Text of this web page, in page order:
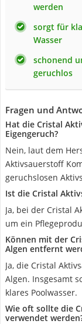
werden
sorgt für
Wasser
schonend
geruchlos
Fragen und
Hat die Cristal
Eigengeruch?
Nein, laut dem
Aktivsauerstoff
geruchslosen
Ist die Cristal
Ja, bei der Cristal
um ein
Können mit der
Algen entfernt
Ja, die Cristal
Algen. Insgesamt
klares Poolwasser.
Wie oft sollte die
verwendet